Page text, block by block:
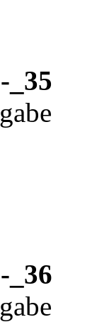
_35
_36